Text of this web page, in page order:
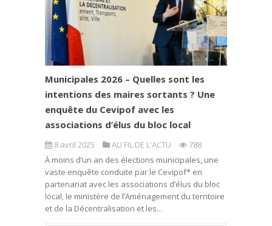
Municipales 2026 – Quelles sont les
intentions des maires sortants ? Une
enquête du Cevipof avec les
associations d’élus du bloc local
8 avril 2025 AU FIL DE L'ACTU
788
À moins d’un an des élections municipales, une
vaste enquête conduite par le Cevipof* en
partenariat avec les associations d’élus du bloc
local, le ministère de l’Aménagement du territoire
et de la Décentralisation et les...